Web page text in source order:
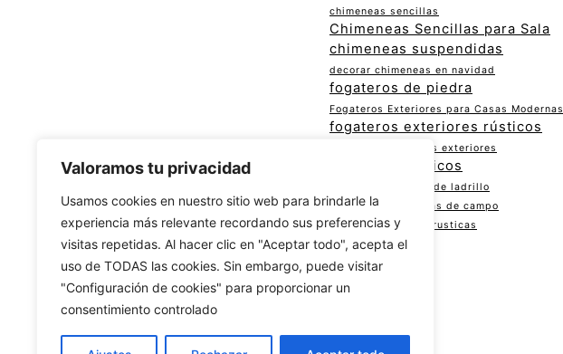
Valoramos tu privacidad
Usamos cookies en nuestro sitio web para brindarle la
experiencia más relevante recordando sus preferencias y
visitas repetidas. Al hacer clic en "Aceptar todo", acepta el
uso de TODAS las cookies. Sin embargo, puede visitar
"Configuración de cookies" para proporcionar un
consentimiento controlado
chimeneas sencillas
Chimeneas Sencillas para Sala
chimeneas suspendidas
decorar chimeneas en navidad
fogateros de piedra
Fogateros Exteriores para Casas Modernas
fogateros exteriores rústicos
fogateros modernos exteriores
fogateros rústicos
fogateros rústicos de ladrillo
hogueras para casas de campo
sala con chimenea rusticas